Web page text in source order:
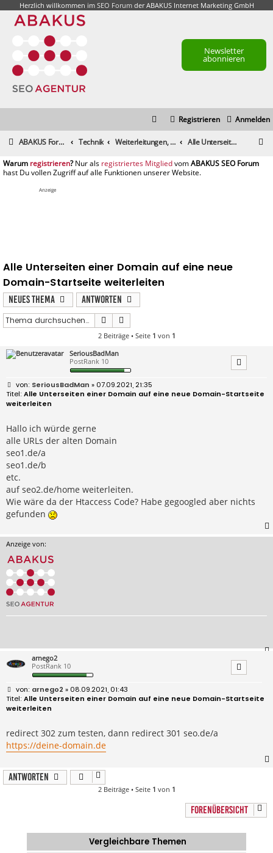
Herzlich willkommen im SEO Forumder ABAKUS Internet Marketing GmbH
Newsletter
abonnieren
Anmelden
Registrieren
ABAKUS Foren-Übersicht Technik Weiterleitungen, mod_rewrite, htaccess und alles zu Robots Alle Unterseiten einer Domain auf eine neue Domain-Startseite weiterleiten
registrieren registriertes Mitglied
Anzeige
Alle Unterseiten einer Domain auf eine neue
Domain-Startseite weiterleiten
Neues Thema
Antworten
Suche
2 Beiträge • Seite 1 von 1
SeriousBadMan
PostRank 10
B
e
i
t
a
g
SeriousBadMan » 07.09.2021, 21:35
Alle Unterseiten einer Domain auf eine neue Domain-Startseite
weiterleiten
Hallo ich würde gerne
alle URLs der alten Domain
seo1.de/a
seo1.de/b
etc.
auf seo2.de/home weiterleiten.
Wie wäre da der Htaccess Code? Habe gegoogled aber nichts
gefunden
Anzeige von:
arnego2
PostRank 10
B
e
t
g
arnego2 » 08.09.2021, 01:43
Alle Unterseiten einer Domain auf eine neue Domain-Startseite
weiterleiten
redirect 302 zum testen, dann redirect 301 seo.de/a
https://deine-domain.de
Antworten
2 Beiträge • Seite 1 von 1
FORENÜBERSICHT
Vergleichbare Themen